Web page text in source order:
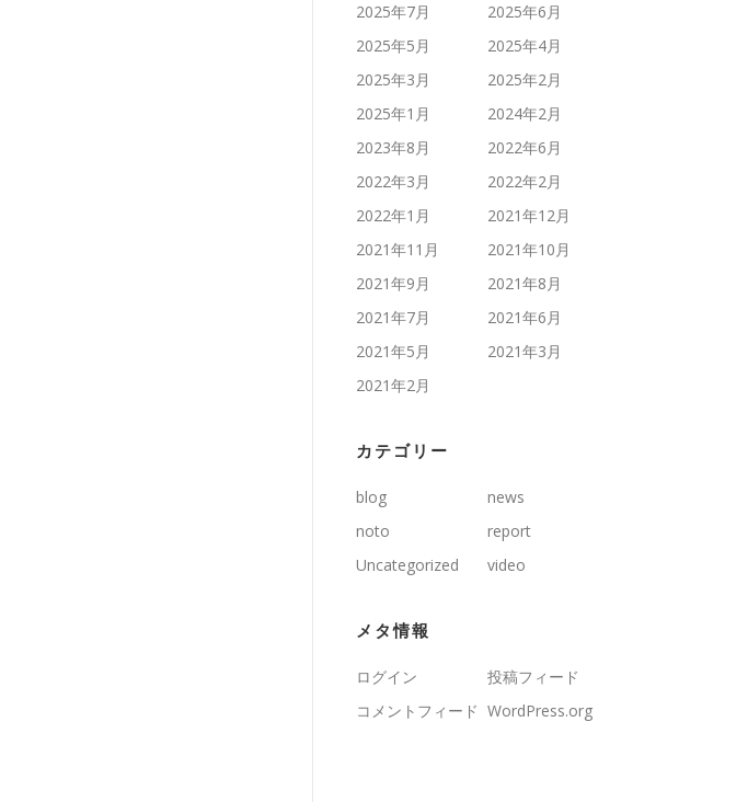
2025年7月
2025年6月
2025年5月
2025年4月
2025年3月
2025年2月
2025年1月
2024年2月
2023年8月
2022年6月
2022年3月
2022年2月
2022年1月
2021年12月
2021年11月
2021年10月
2021年9月
2021年8月
2021年7月
2021年6月
2021年5月
2021年3月
2021年2月
カテゴリー
blog
news
noto
report
Uncategorized
video
メタ情報
ログイン
投稿フィード
コメントフィード WordPress.org